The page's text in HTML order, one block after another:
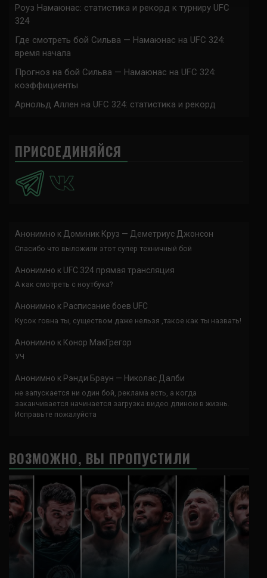
Роуз Намаюнас: статистика и рекорд к турниру UFC
324
Где смотреть бой Сильва — Намаюнас на UFC 324:
время начала
Прогноз на бой Сильва — Намаюнас на UFC 324:
коэффициенты
Арнольд Аллен на UFC 324: статистика и рекорд
ПРИСОЕДИНЯЙСЯ
Анонимно к Доминик Круз — Деметриус Джонсон
Спасибо что выложили этот супер техничный бой
Анонимно к UFC 324 прямая трансляция
А как смотреть с ноутбука?
Анонимно к Расписание боев UFC
Кусок говна ты, существом даже нельзя ,такое как ты назвать!
Анонимно к Конор МакГрегор
УЧ
Анонимно к Рэнди Браун — Николас Далби
не запускается ни один бой, реклама есть, а когда
заканчивается начинается загрузка видео длиною в жизнь.
Исправьте пожалуйста
ВОЗМОЖНО, ВЫ ПРОПУСТИЛИ